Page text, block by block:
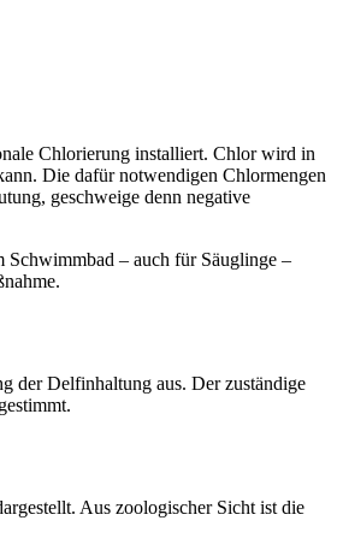
Chlorierung installiert. Chlor wird in
Die dafür notwendigen Chlormengen
geschweige denn negative
– auch für Säuglinge –
der Delfinhaltung aus. Der zuständige
Aus zoologischer Sicht ist die